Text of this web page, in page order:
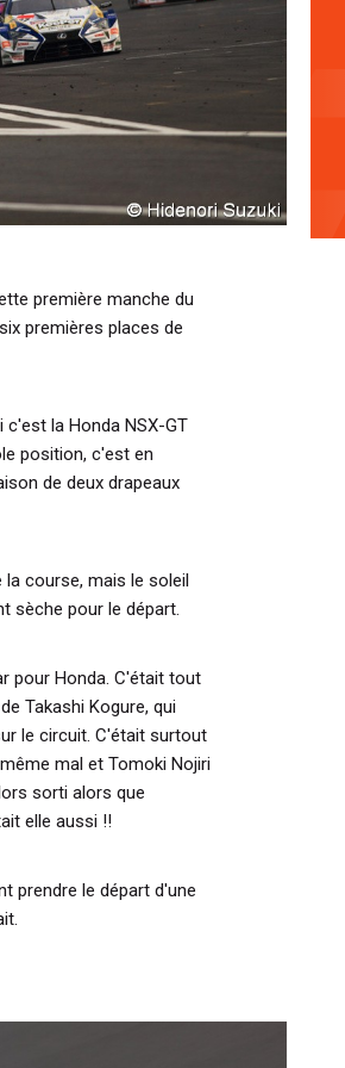
première manche du
premières places de
la Honda NSX-GT
position, c'est en
de deux drapeaux
course, mais le soleil
sèche pour le départ.
pour Honda. C'était tout
Takashi Kogure, qui
le circuit. C'était surtout
mal et Tomoki Nojiri
sorti alors que
elle aussi !!
prendre le départ d'une